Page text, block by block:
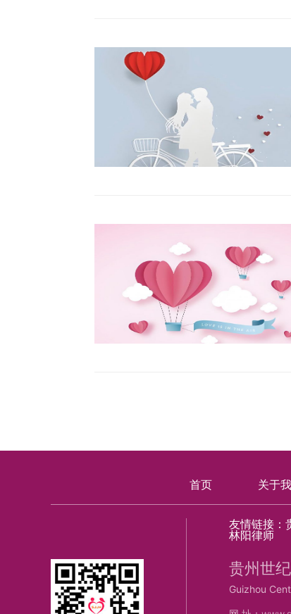
首页 关于
友情链接：
林阳律师
贵州世
Guizhou